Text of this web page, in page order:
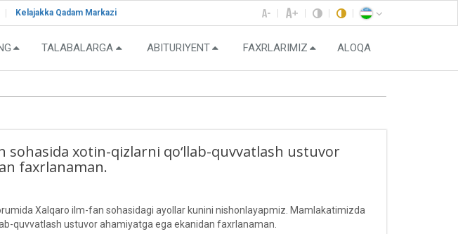
Kelajakka Qadam Markazi
TALABALARGA ABITURIYENT FAXRLARIMIZ ALOQA
sohasida xotin-qizlarni qo‘llab-quvvatlash ustuvor
faxrlanaman.
Xalqaro ilm-fan sohasidagi ayollar kunini nishonlayapmiz. Mamlakatimizda
quvvatlash ustuvor ahamiyatga ega ekanidan faxrlanaman.